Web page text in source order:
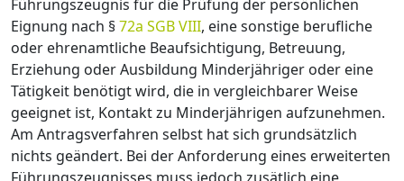
Führungszeugnis für die Prüfung der persönlichen
Eignung nach § 72a SGB VIII, eine sonstige berufliche
oder ehrenamtliche Beaufsichtigung, Betreuung,
Erziehung oder Ausbildung Minderjähriger oder eine
Tätigkeit benötigt wird, die in vergleichbarer Weise
geeignet ist, Kontakt zu Minderjährigen aufzunehmen.
Am Antragsverfahren selbst hat sich grundsätzlich
nichts geändert. Bei der Anforderung eines erweiterten